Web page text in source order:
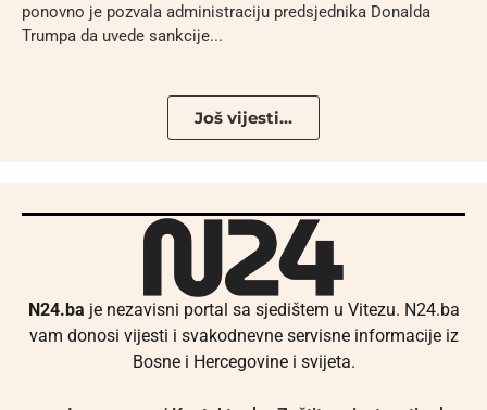
ponovno je pozvala administraciju predsjednika Donalda
Trumpa da uvede sankcije...
Još vijesti...
N24.ba je nezavisni portal sa sjedištem u Vitezu. N24.ba
vam donosi vijesti i svakodnevne servisne informacije iz
Bosne i Hercegovine i svijeta.